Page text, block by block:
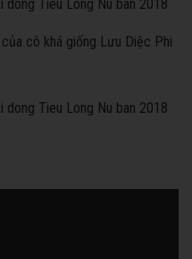
cô khá giống Lưu Diệc Phi